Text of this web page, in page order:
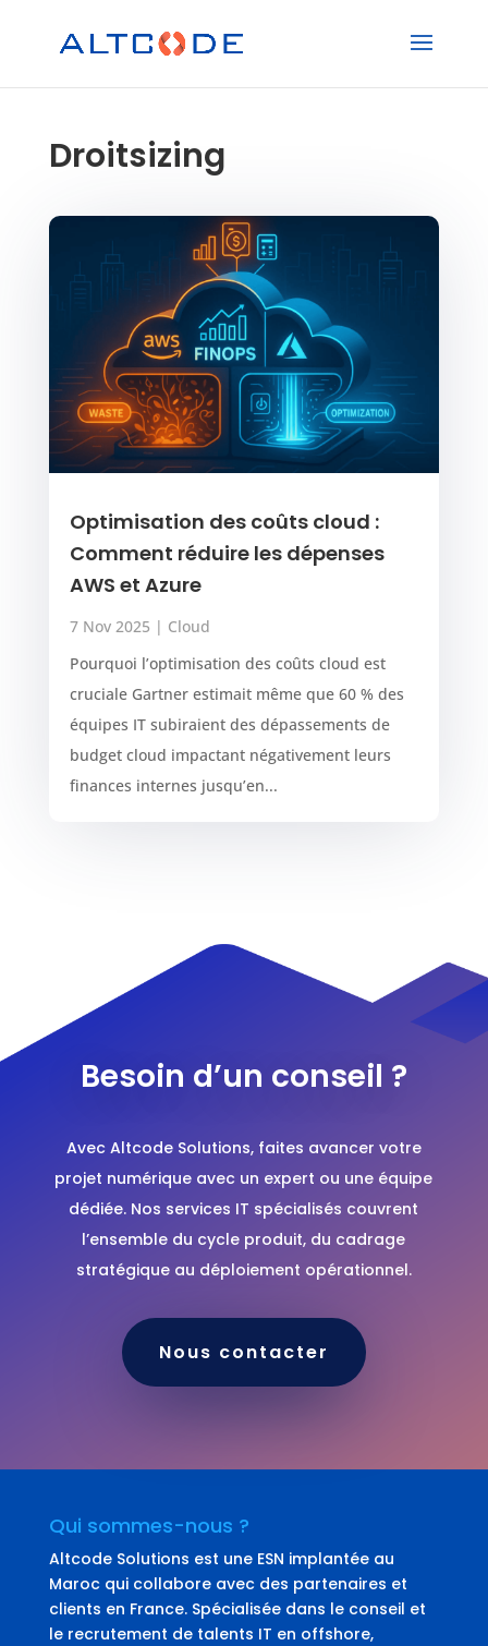
Droitsizing
Optimisation des coûts cloud :
Comment réduire les dépenses
AWS et Azure
7 Nov 2025 | Cloud
Pourquoi l’optimisation des coûts cloud est
cruciale Gartner estimait même que 60 % des
équipes IT subiraient des dépassements de
budget cloud impactant négativement leurs
finances internes jusqu’en...
Besoin d’un conseil ?
Avec Altcode Solutions, faites avancer votre
projet numérique avec un expert ou une équipe
dédiée. Nos services IT spécialisés couvrent
l’ensemble du cycle produit, du cadrage
stratégique au déploiement opérationnel.
Nous contacter
Qui sommes-nous ?
Altcode Solutions est une ESN implantée au
Maroc qui collabore avec des partenaires et
clients en France. Spécialisée dans le conseil et
le recrutement de talents IT en offshore,